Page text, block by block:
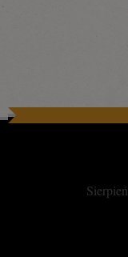
Sierpień